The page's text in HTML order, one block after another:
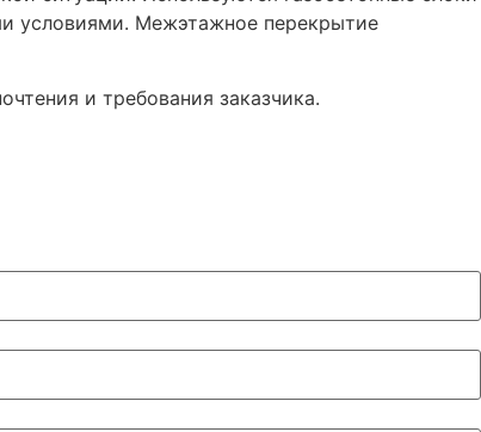
условиями. Межэтажное перекрытие
и требования заказчика.